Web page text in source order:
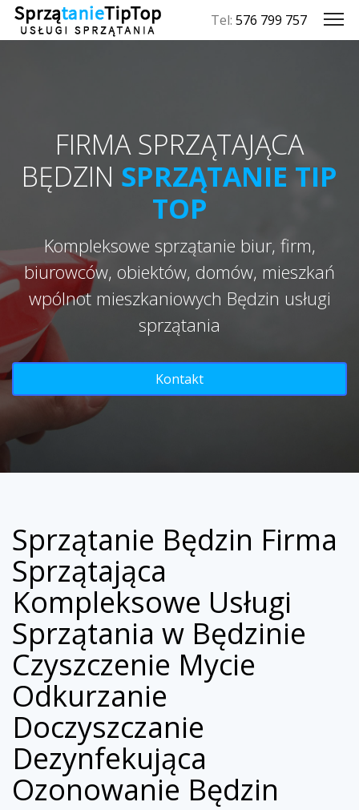
Tel: 576 799 757
FIRMA SPRZĄTAJĄCA
BĘDZIN SPRZĄTANIE TIP
TOP
Kompleksowe sprzątanie biur, firm,
biurowców, obiektów, domów, mieszkań
wpólnot mieszkaniowych Będzin usługi
sprzątania
Kontakt
Sprzątanie Będzin Firma
Sprzątająca
Kompleksowe Usługi
Sprzątania w Będzinie
Czyszczenie Mycie
Odkurzanie
Doczyszczanie
Dezynfekująca
Ozonowanie Będzin